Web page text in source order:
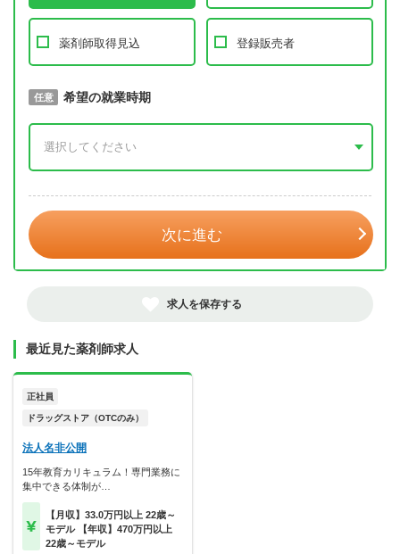
薬剤師取得見込 登録販売者
必須 取得予定年
任意 希望の就業時期
次に進む
求人を保存する
最近見た薬剤師求人
正社員
ドラッグストア（OTCのみ）
法人名非公開
15年教育カリキュラム！専門業務に
集中できる体制が…
【月収】33.0万円以上 22歳～
モデル 【年収】470万円以上
22歳～モデル